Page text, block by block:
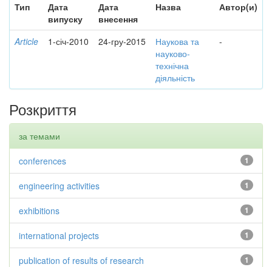
Тип
Дата
випуску
Дата
внесення
Назва Автор(и)
Article 1-січ-2010 24-гру-2015
Наукова та
науково-
технічна
діяльність
-
Розкриття
за темами
1
conferences
1
engineering activities
1
exhibitions
1
international projects
1
publication of results of research